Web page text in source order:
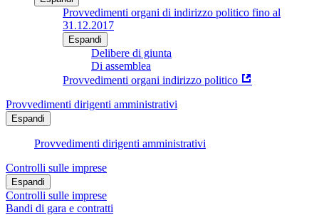
Provvedimenti organi di indirizzo politico fino al
31.12.2017
Espandi
Delibere di giunta
Di assemblea
Provvedimenti organi indirizzo politico
Provvedimenti dirigenti amministrativi
Espandi
Provvedimenti dirigenti amministrativi
Controlli sulle imprese
Espandi
Controlli sulle imprese
Bandi di gara e contratti